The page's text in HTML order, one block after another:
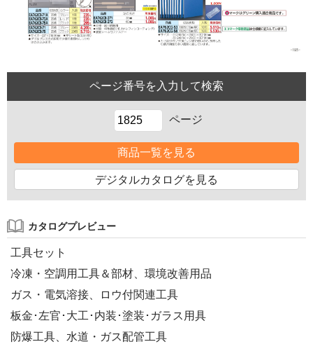
ページ
商品一覧を見る
デジタルカタログを見る
カタログプレビュー
工具セット
冷凍・空調用工具＆部材、環境改善用品
ガス・電気溶接、ロウ付関連工具
板金･左官･大工･内装･塗装･ガラス用具
防爆工具、水道・ガス配管工具